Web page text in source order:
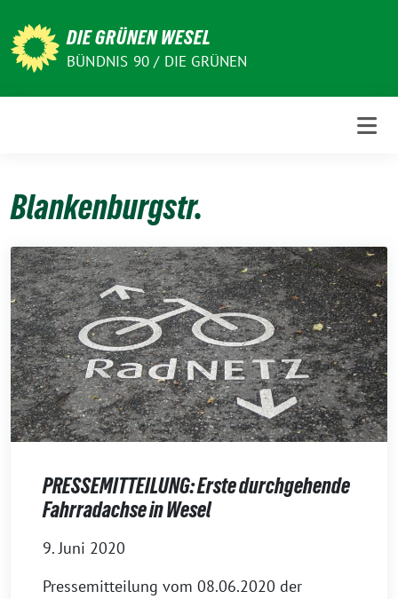
zum
Inhalt
DIE GRÜNEN WESEL
BÜNDNIS 90 / DIE GRÜNEN
Blankenburgstr.
PRESSEMITTEILUNG: Erste durchgehende
Fahrradachse in Wesel
9. Juni 2020
Pressemitteilung vom 08.06.2020 der